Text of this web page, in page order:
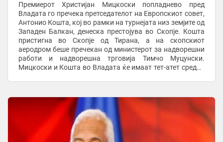
Премиерот Христијан Мицкоски попладнево пред
Владата го пречека претседателот на Европскиот совет,
Антонио Кошта, кој во рамки на турнејата низ земјите од
Западен Балкан, денеска престојува во Скопје. Кошта
пристигна во Скопје од Тирана, а на скопскиот
аеродром беше пречекан од министерот за надворешни
работи и надворешна трговија Тимчо Муцунски.
Мицкоски и Кошта во Владата ќе имаат тет-атет средба